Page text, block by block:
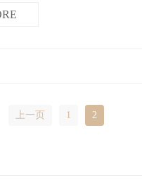
上一页 1 2